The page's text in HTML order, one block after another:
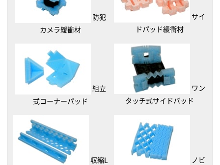
防犯
カメラ緩衝材
サイ
ドパッド緩衝材
組立
式コーナーパッド
ワン
タッチ式サイドパッド
収縮L
ノビ